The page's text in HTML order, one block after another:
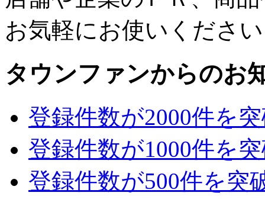
お気軽にお使いくださ
タウンファンからのお
登録件数が2000件を
登録件数が1000件を
登録件数が500件を突